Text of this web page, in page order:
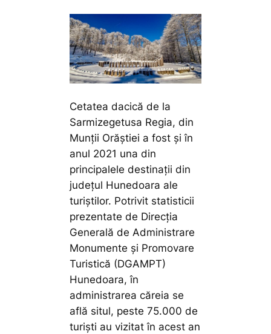
Cetatea dacică de la
Sarmizegetusa Regia, din
Munții Orăștiei a fost și în
anul 2021 una din
principalele destinații din
județul Hunedoara ale
turiștilor. Potrivit statisticii
prezentate de Direcţia
Generală de Administrare
Monumente şi Promovare
Turistică (DGAMPT)
Hunedoara, în
administrarea căreia se
află situl, peste 75.000 de
turiști au vizitat în acest an